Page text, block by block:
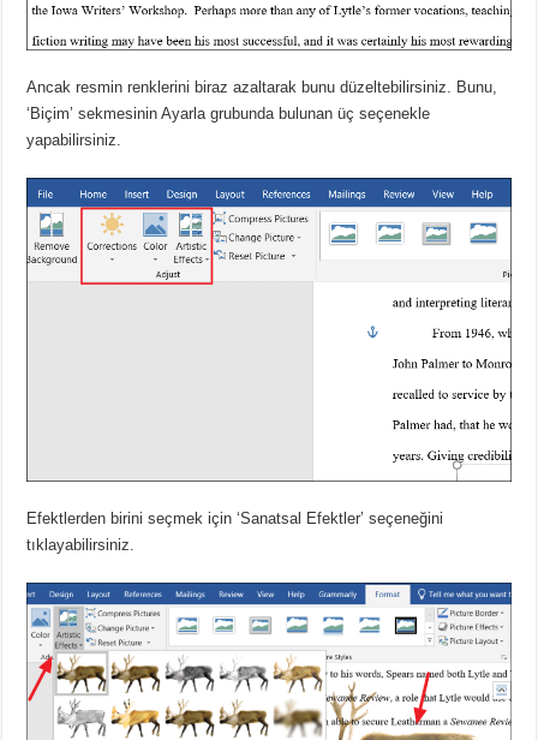
Ancak resmin renklerini biraz azaltarak bunu düzeltebilirsiniz. Bunu,
‘Biçim’ sekmesinin Ayarla grubunda bulunan üç seçenekle
yapabilirsiniz.
Efektlerden birini seçmek için ‘Sanatsal Efektler’ seçeneğini
tıklayabilirsiniz.